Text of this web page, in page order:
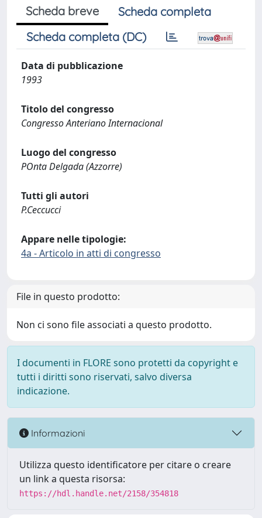
Scheda breve
Scheda completa
Scheda completa (DC)
Data di pubblicazione
1993
Titolo del congresso
Congresso Anteriano Internacional
Luogo del congresso
POnta Delgada (Azzorre)
Tutti gli autori
P.Ceccucci
Appare nelle tipologie:
4a - Articolo in atti di congresso
File in questo prodotto:
Non ci sono file associati a questo prodotto.
I documenti in FLORE sono protetti da copyright e
tutti i diritti sono riservati, salvo diversa
indicazione.
Informazioni
Utilizza questo identificatore per citare o creare
un link a questa risorsa:
https://hdl.handle.net/2158/354818